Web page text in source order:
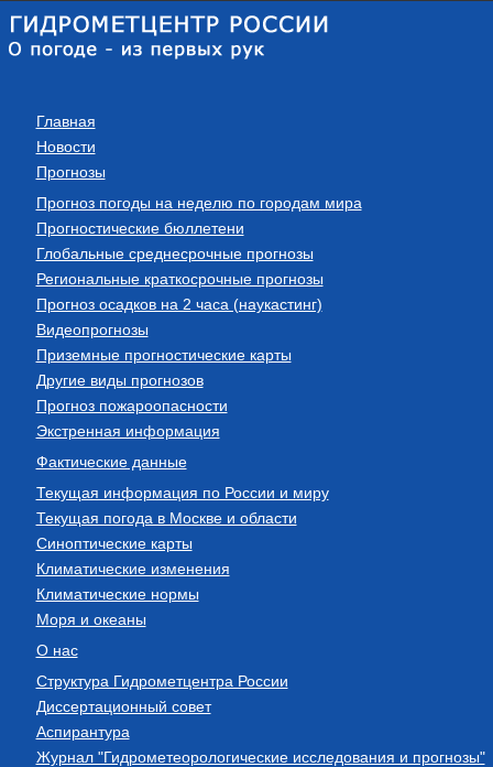
Главная
Новости
Прогнозы
Прогноз погоды на неделю по городам мира
Прогностические бюллетени
Глобальные среднесрочные прогнозы
Региональные краткосрочные прогнозы
Прогноз осадков на 2 часа (наукастинг)
Видеопрогнозы
Приземные прогностические карты
Другие виды прогнозов
Прогноз пожароопасности
Экстренная информация
Фактические данные
Текущая информация по России и миру
Текущая погода в Москве и области
Синоптические карты
Климатические изменения
Климатические нормы
Моря и океаны
О нас
Структура Гидрометцентра России
Диссертационный совет
Аспирантура
Журнал "Гидрометеорологические исследования и прогнозы"